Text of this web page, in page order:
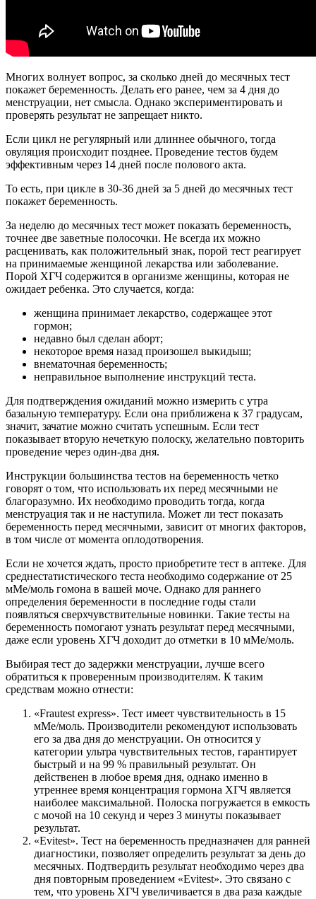
Многих волнует вопрос, за сколько дней до месячных тест
покажет беременность. Делать его ранее, чем за 4 дня до
менструации, нет смысла. Однако экспериментировать и
проверять результат не запрещает никто.
Если цикл не регулярный или длиннее обычного, тогда
овуляция происходит позднее. Проведение тестов будем
эффективным через 14 дней после полового акта.
То есть, при цикле в 30-36 дней за 5 дней до месячных тест
покажет беременность.
За неделю до месячных тест может показать беременность,
точнее две заветные полосочки. Не всегда их можно
расценивать, как положительный знак, порой тест реагирует
на принимаемые женщиной лекарства или заболевание.
Порой ХГЧ содержится в организме женщины, которая не
ожидает ребенка. Это случается, когда:
женщина принимает лекарство, содержащее этот
гормон;
недавно был сделан аборт;
некоторое время назад произошел выкидыш;
внематочная беременность;
неправильное выполнение инструкций теста.
Для подтверждения ожиданий можно измерить с утра
базальную температуру. Если она приближена к 37 градусам,
значит, зачатие можно считать успешным. Если тест
показывает вторую нечеткую полоску, желательно повторить
проведение через один-два дня.
Инструкции большинства тестов на беременность четко
говорят о том, что использовать их перед месячными не
благоразумно. Их необходимо проводить тогда, когда
менструация так и не наступила. Может ли тест показать
беременность перед месячными, зависит от многих факторов,
в том числе от момента оплодотворения.
Если не хочется ждать, просто приобретите тест в аптеке. Для
среднестатистического теста необходимо содержание от 25
мМе/моль гомона в вашей моче. Однако для раннего
определения беременности в последние годы стали
появляться сверхчувствительные новинки. Такие тесты на
беременность помогают узнать результат перед месячными,
даже если уровень ХГЧ доходит до отметки в 10 мМе/моль.
Выбирая тест до задержки менструации, лучше всего
обратиться к проверенным производителям. К таким
средствам можно отнести:
«Frautest express». Тест имеет чувствительность в 15
мМе/моль. Производители рекомендуют использовать
его за два дня до менструации. Он относится у
категории ультра чувствительных тестов, гарантирует
быстрый и на 99 % правильный результат. Он
действенен в любое время дня, однако именно в
утреннее время концентрация гормона ХГЧ является
наиболее максимальной. Полоска погружается в емкость
с мочой на 10 секунд и через 3 минуты показывает
результат.
«Evitest». Тест на беременность предназначен для ранней
диагностики, позволяет определить результат за день до
месячных. Подтвердить результат необходимо через два
дня повторным проведением «Evitest». Это связано с
тем, что уровень ХГЧ увеличивается в два раза каждые